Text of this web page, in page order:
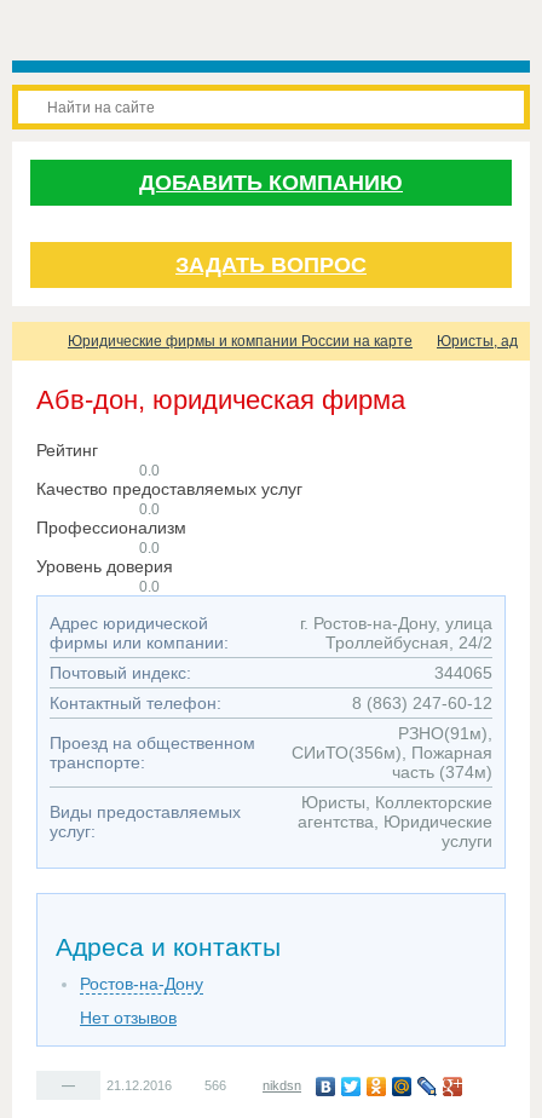
ДОБАВИТЬ КОМПАНИЮ
ЗАДАТЬ ВОПРОС
Юридические фирмы и компании России на карте Юристы,
Абв-дон, юридическая фирма
Рейтинг
0.0
Качество предоставляемых услуг
0.0
Профессионализм
0.0
Уровень доверия
0.0
Адрес юридической
фирмы или компании:
г. Ростов-на-Дону, улица
Троллейбусная, 24/2
Почтовый индекс:
344065
Контактный телефон:
8 (863) 247-60-12
Проезд на общественном
транспорте:
РЗНО(91м),
СИиТО(356м), Пожарная
часть (374м)
Виды предоставляемых
услуг:
Юристы, Коллекторские
агентства, Юридические
услуги
Адреса и контакты
Ростов-на-Дону
Нет отзывов
— 21.12.2016 566 nikdsn